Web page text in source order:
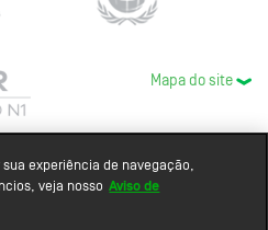
Mapa do site
experiência de navegação,
veja nosso Aviso de